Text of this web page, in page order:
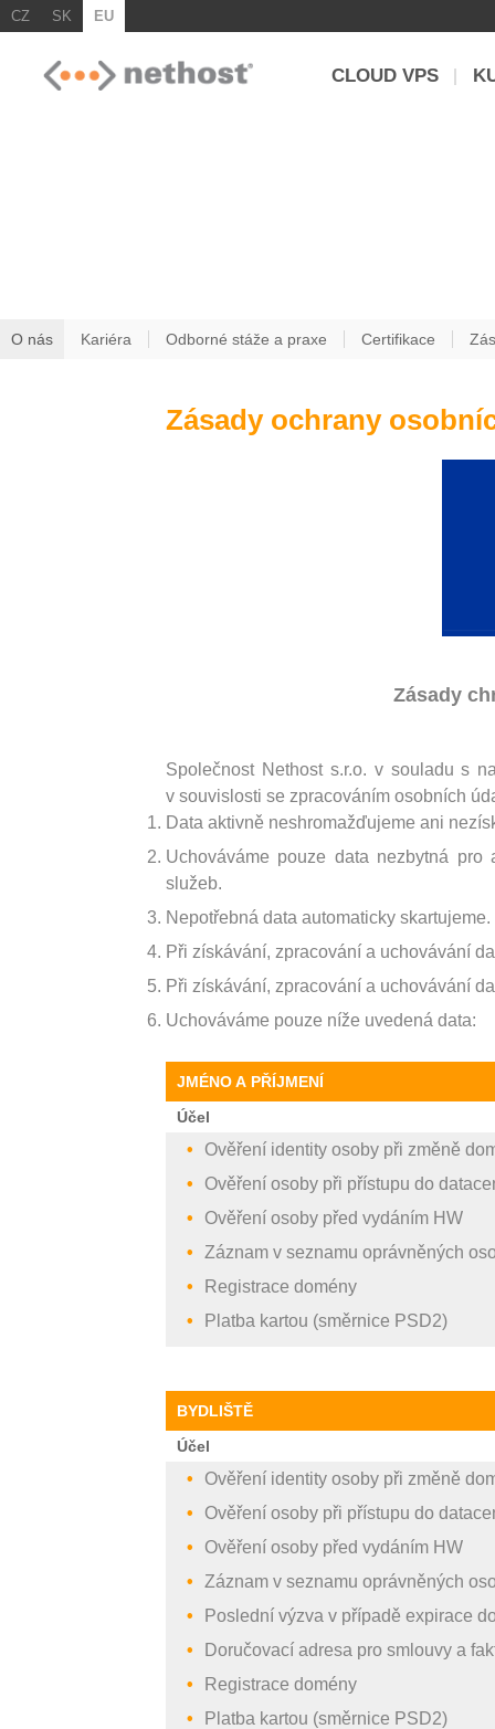
CZ SK EU
CLOUD VPS
O nás Kariéra Odborné stáže a praxe Certifikace
Zásady ochrany
Zásady
Společnost Nethost s.r.o. v souladu s
v souvislosti se zpracováním osobních
Data aktivně neshromažďujeme ani
Uchováváme pouze data nezbytná pro
služeb.
Nepotřebná data automaticky skartujeme.
Při získávání, zpracování a uchovávání
Při získávání, zpracování a uchovávání
Uchováváme pouze níže uvedená data:
JMÉNO A PŘÍJMENÍ
Účel
Ověření identity osoby při změně
Ověření osoby při přístupu do
Ověření osoby před vydáním HW
Záznam v seznamu oprávněných
Registrace domény
Platba kartou (směrnice PSD2)
BYDLIŠTĚ
Účel
Ověření identity osoby při změně
Ověření osoby při přístupu do
Ověření osoby před vydáním HW
Záznam v seznamu oprávněných
Poslední výzva v případě expirace
Doručovací adresa pro smlouvy a
Registrace domény
Platba kartou (směrnice PSD2)